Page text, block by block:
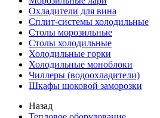
Охладители для вина
Сплит-системы холодильные
Столы морозильные
Столы холодильные
Холодильные горки
Холодильные моноблоки
Чиллеры (водоохладители)
Шкафы шоковой заморозки
Назад